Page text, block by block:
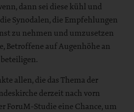
dann sei diese kühl und
Synodalen, die Empfehlungen
zu nehmen und umzusetzen
Betroffene auf Augenhöhe an
allen, die das Thema der
derzeit nach vorn
ForuM-Studie eine Chance, um